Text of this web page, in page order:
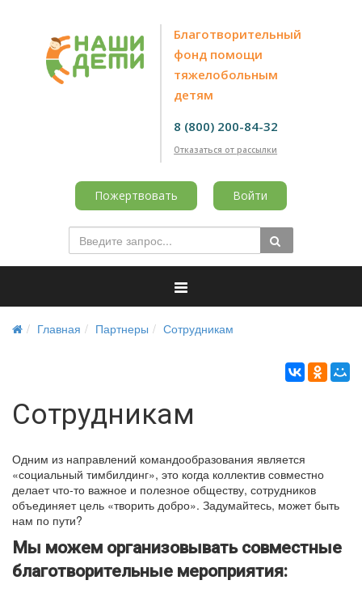
Благотворительный
фонд помощи
тяжелобольным
детям
8 (800) 200-84-32
Отказаться от рассылки
Пожертвовать Войти
Главная Партнеры Сотрудникам
Сотрудникам
Одним из направлений командообразования является
«социальный тимбилдинг», это когда коллектив совместно
делает что-то важное и полезное обществу, сотрудников
объединяет цель «творить добро». Задумайтесь, может быть
нам по пути?
Мы можем организовывать совместные
благотворительные мероприятия: